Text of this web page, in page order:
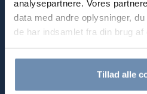
analysepartnere. Vores
data med andre oplysninger,
de har indsamlet fra din brug af
Tillad alle
Det er med glæde, at vi byder